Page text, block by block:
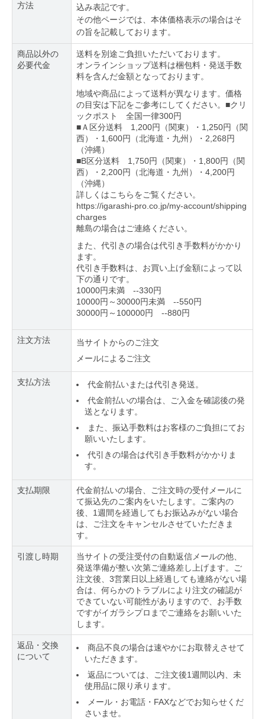
方法
込み表記です。
その他ページでは、本体価格表示の場合はそ
の旨を記載しております。
商品以外の
必要代金
送料を別途ご負担いただいております。
オンラインショップ送料は梱包料・発送手数
料を含んだ金額となっております。
地域や商品によって送料が異なります。価格
の目安は下記をご参考にしてください。■クリ
ックポスト 全国一律300円
■Ａ区分送料 1,200円（関東）・1,250円（関
西）・1,600円（北海道・九州）・2,268円
（沖縄）
■B区分送料 1,750円（関東）・1,800円（関
西）・2,200円（北海道・九州）・4,200円
（沖縄）
詳しくはこちらをご覧ください。
https://igarashi-pro.co.jp/my-account/shipping
charges
離島の場合はご連絡ください。
また、代引きの場合は代引き手数料がかかり
ます。
代引き手数料は、お買い上げ金額によって以
下の通りです。
10000円未満 --330円
10000円～30000円未満 --550円
30000円～100000円 --880円
注文方法
当サイトからのご注文
メールによるご注文
支払方法
代金前払いまたは代引き発送。
代金前払いの場合は、ご入金を確認後の発
送となります。
また、振込手数料はお客様のご負担にてお
願いいたします。
代引きの場合は代引き手数料がかかりま
す。
支払期限
代金前払いの場合、ご注文時の受付メールに
て振込先のご案内をいたします。ご案内の
後、1週間を経過してもお振込みがない場合
は、ご注文をキャンセルさせていただきま
す。
引渡し時期
当サイトの受注受付の自動返信メールの他、
発送準備が整い次第ご連絡差し上げます。ご
注文後、3営業日以上経過しても連絡がない場
合は、何らかのトラブルにより注文の確認が
できていない可能性がありますので、お手数
ですがイガラシプロまでご連絡をお願いいた
します。
返品・交換
について
商品不良の場合は速やかにお取替えさせて
いただきます。
返品については、ご注文後1週間以内、未
使用品に限り承ります。
メール・お電話・FAXなどでお知らせくだ
さいませ。